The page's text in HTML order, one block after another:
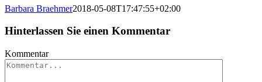
Barbara Braehmer2018-05-08T17:47:55+02:00
Hinterlassen Sie einen Kommentar
Kommentar